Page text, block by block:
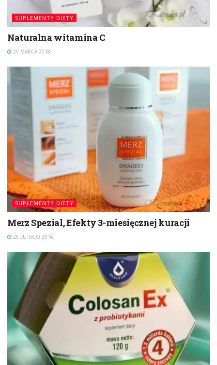
SUPLEMENTY DIETY
Naturalna witamina C
20 MARCA 2018
SUPLEMENTY DIETY
Merz Spezial, Efekty 3-miesięcznej kuracji
25 LUTEGO 2016